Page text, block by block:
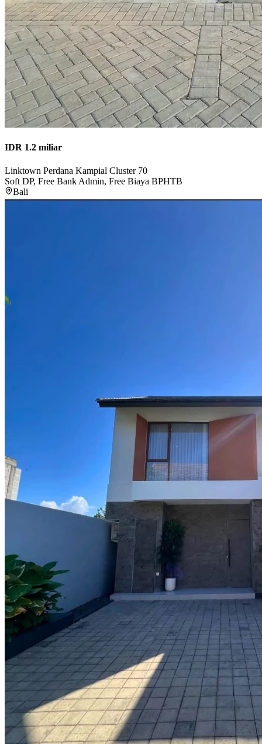
IDR 1.2 miliar
Linktown Perdana Kampial Cluster 70
Soft DP, Free Bank Admin, Free Biaya BPHTB
Bali